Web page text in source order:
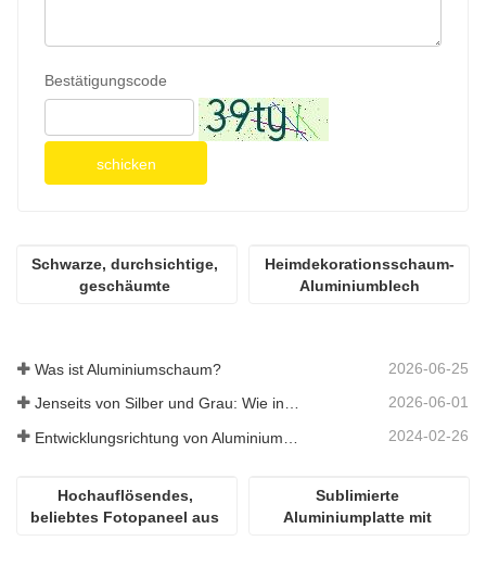
Bestätigungscode
schicken
Schwarze, durchsichtige,
geschäumte
Heimdekorationsschaum-
Aluminiumblech
Was ist Aluminiumschaum? 2026-06-25
Jenseits von Silber und Grau: Wie individuell gewählte Farben unbegrenzte Möglichkeiten für Aluminiumschaum eröffnen 2026-06-01
2024-02-26
Hochauflösendes,
beliebtes Fotopaneel aus
Sublimierte
Aluminiumplatte mit